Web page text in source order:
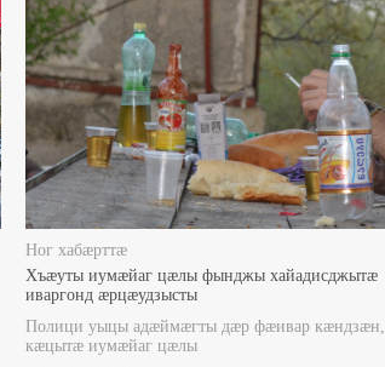
Ног хабæрттæ
Хъæуты иумæйаг цæлы фынджы хайадисджытæ
иваргонд æрцæудзысты
Полици уыцы адæймæгты дæр фæивар кæндзæн,
кæцытæ иумæйаг цæлы